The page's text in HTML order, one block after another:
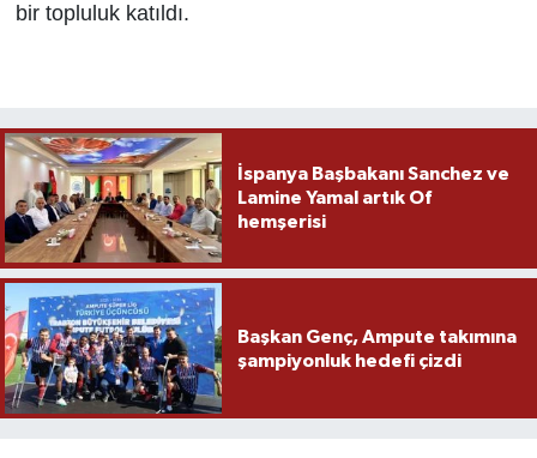
bir topluluk katıldı.
İspanya Başbakanı Sanchez ve
Lamine Yamal artık Of
hemşerisi
Başkan Genç, Ampute takımına
şampiyonluk hedefi çizdi